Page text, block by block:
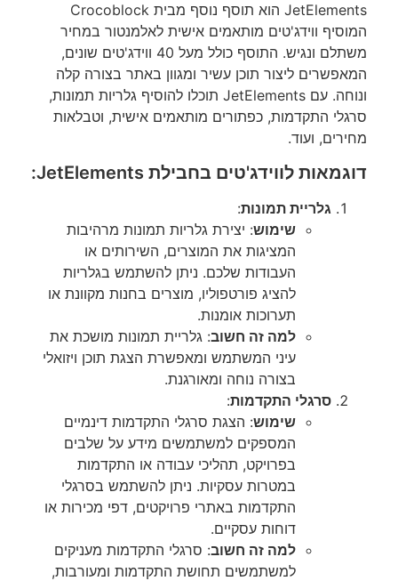
JetElements הוא תוסף נוסף מבית Crocoblock
המוסיף ווידג'טים מותאמים אישית לאלמנטור במחיר
משתלם ונגיש. התוסף כולל מעל 40 ווידג'טים שונים,
המאפשרים ליצור תוכן עשיר ומגוון באתר בצורה קלה
ונוחה. עם JetElements תוכלו להוסיף גלריות תמונות,
סרגלי התקדמות, כפתורים מותאמים אישית, וטבלאות
מחירים, ועוד.
דוגמאות לווידג'טים בחבילת JetElements:
גלריית תמונות:
שימוש: יצירת גלריות תמונות מרהיבות
המציגות את המוצרים, השירותים או
העבודות שלכם. ניתן להשתמש בגלריות
להציג פורטפוליו, מוצרים בחנות מקוונת או
תערוכות אומנות.
למה זה חשוב: גלריית תמונות מושכת את
עיני המשתמש ומאפשרת הצגת תוכן ויזואלי
בצורה נוחה ומאורגנת.
סרגלי התקדמות:
שימוש: הצגת סרגלי התקדמות דינמיים
המספקים למשתמשים מידע על שלבים
בפרויקט, תהליכי עבודה או התקדמות
במטרות עסקיות. ניתן להשתמש בסרגלי
התקדמות באתרי פרויקטים, דפי מכירות או
דוחות עסקיים.
למה זה חשוב: סרגלי התקדמות מעניקים
למשתמשים תחושת התקדמות ומעורבות,